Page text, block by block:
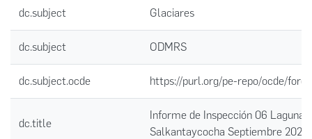
dc.subject Glaciares
dc.subject ODMRS
dc.subject.ocde https://purl.org/pe-repo/ocde/
dc.title
Informe de Inspección 06 Laguna
Salkantaycocha Septiembre 2021